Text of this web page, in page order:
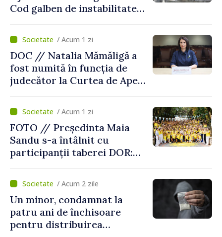
Cod galben de instabilitate
/ Acum 1 zi
DOC // Natalia Mămăligă a
fost numită în funcția de
judecător la Curtea de Apel
/ Acum 1 zi
FOTO // Președinta Maia
Sandu s-a întâlnit cu
participanții taberei DOR:
noastră rămâne puternică”
/ Acum 2 zile
Un minor, condamnat la
patru ani de închisoare
pentru distribuirea